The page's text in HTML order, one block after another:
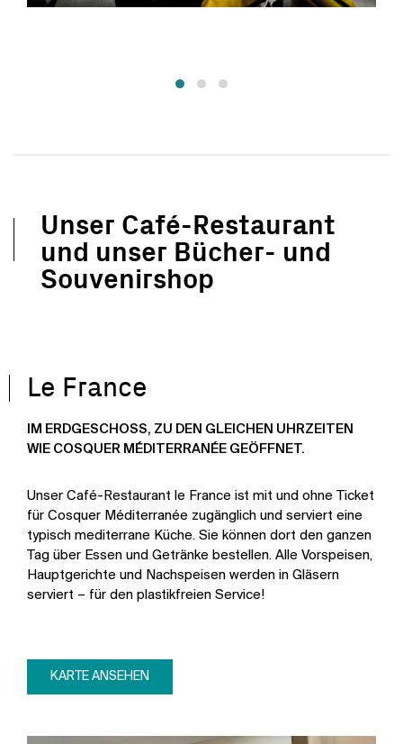
Unser Café-Restaurant
und unser Bücher- und
Souvenirshop
Le France
IM ERDGESCHOSS, ZU DEN GLEICHEN UHRZEITEN
WIE COSQUER MÉDITERRANÉE GEÖFFNET.
Unser Café-Restaurant le France ist mit und ohne Ticket
für Cosquer Méditerranée zugänglich und serviert eine
typisch mediterrane Küche. Sie können dort den ganzen
Tag über Essen und Getränke bestellen. Alle Vorspeisen,
Hauptgerichte und Nachspeisen werden in Gläsern
serviert – für den plastikfreien Service!
KARTE ANSEHEN